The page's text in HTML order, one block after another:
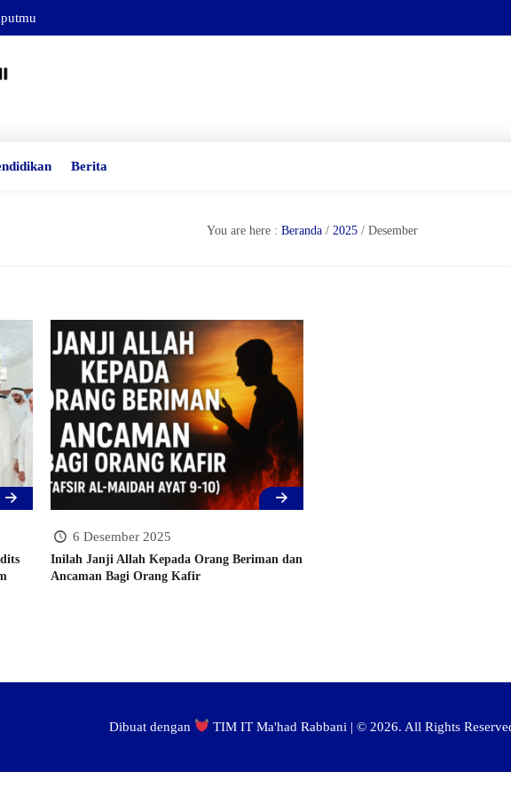
Berita
You are here : Beranda / 2025 / Desember
6 Desember 2025
Inilah Janji Allah Kepada Orang Beriman dan
Ancaman Bagi Orang Kafir
Dibuat dengan TIM IT Ma'had Rabbani | © 2026. All Rights